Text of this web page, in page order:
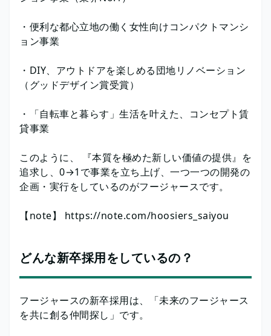
・便利な都心立地の働く女性向けコンパクトマンシ
ョン事業
・DIY、アウトドアを楽しめる団地リノベーション
（グッドデザイン賞受賞）
・「自転車と暮らす」生活を叶えた、コンセプト賃
貸事業
このように、 『本質を極めた新しい価値の提供』を
追求し、0→1で事業を立ち上げ、一つ一つの開発の
企画・実行をしているのがフージャースです。
【note】 https://note.com/hoosiers_saiyou
どんな新卒採用をしているの？
フージャースの新卒採用は、「未来のフージャース
を共に創る仲間探し」です。